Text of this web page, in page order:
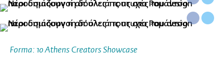
Forma: 1o Athens Creators Showcase